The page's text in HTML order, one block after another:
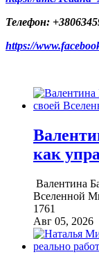
Телефон:
https://
как
Валентина
Вселенной
1761
Авг 05, 2026